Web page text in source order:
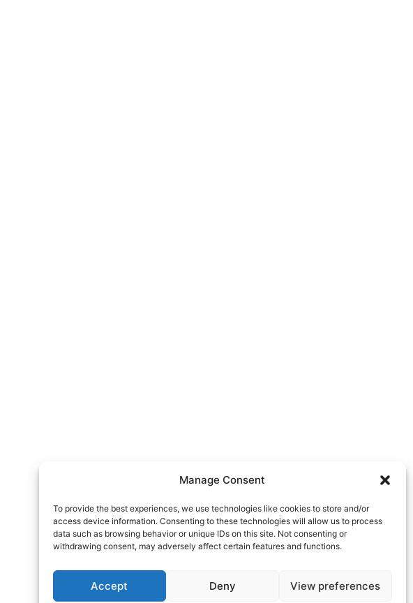
Manage Consent
To provide the best experiences, we use technologies like cookies to store and/or
access device information. Consenting to these technologies will allow us to process
data such as browsing behavior or unique IDs on this site. Not consenting or
withdrawing consent, may adversely affect certain features and functions.
Accept Deny View preferences